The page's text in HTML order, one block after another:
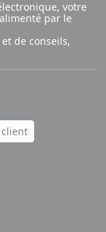
votre
par le
de conseils,
client